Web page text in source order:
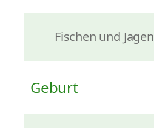
Fischen und Jagen
Geburt